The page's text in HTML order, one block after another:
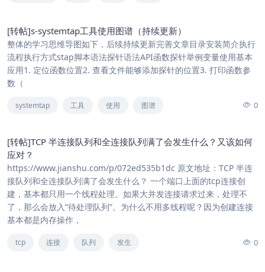
[转帖]s-systemtap工具使用图谱（持续更新）
整体的学习思维导图如下，后续持续更新完善文章目录​​安装​​​​简介​​​​执行
流程​​​​执行方式​​​​stap脚本语法​​​​探针语法​​​​API函数​​​​探针举例​​​​变量使用​​​​基本
应用​​​​1. 定位函数位置​​​​2. 查看文件能够添加探针的位置​​​​3. 打印函数参
数（
systemtap 工具 使用 图谱 0
[转帖]TCP 半连接队列和全连接队列满了会发生什么？又该如何
应对？
https://www.jianshu.com/p/072ed535b1dc 原文地址：TCP 半连
接队列和全连接队列满了会发生什么？ 一个端口上面的tcp连接创
建，基本都只用一个线程处理。如果大并发连接请求过来，处理不
了，那么会放入“待处理队列”。为什么不用多线程呢？因为创建连接
基本都是内存操作，
tcp 连接 队列 发生 0